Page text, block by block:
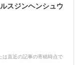
スジンヘンシュウ
は直近の記事の寄稿時点で